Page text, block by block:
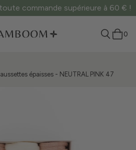
commande supérieure à 60 € !
0
épaisses - NEUTRAL PINK 47